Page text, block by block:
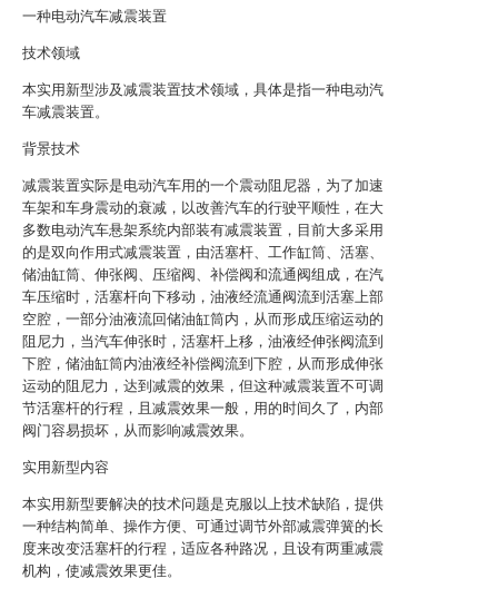
一种电动汽车减震装置
技术领域
本实用新型涉及减震装置技术领域，具体是指一种电动汽
车减震装置。
背景技术
减震装置实际是电动汽车用的一个震动阻尼器，为了加速
车架和车身震动的衰减，以改善汽车的行驶平顺性，在大
多数电动汽车悬架系统内部装有减震装置，目前大多采用
的是双向作用式减震装置，由活塞杆、工作缸筒、活塞、
储油缸筒、伸张阀、压缩阀、补偿阀和流通阀组成，在汽
车压缩时，活塞杆向下移动，油液经流通阀流到活塞上部
空腔，一部分油液流回储油缸筒内，从而形成压缩运动的
阻尼力，当汽车伸张时，活塞杆上移，油液经伸张阀流到
下腔，储油缸筒内油液经补偿阀流到下腔，从而形成伸张
运动的阻尼力，达到减震的效果，但这种减震装置不可调
节活塞杆的行程，且减震效果一般，用的时间久了，内部
阀门容易损坏，从而影响减震效果。
实用新型内容
本实用新型要解决的技术问题是克服以上技术缺陷，提供
一种结构简单、操作方便、可通过调节外部减震弹簧的长
度来改变活塞杆的行程，适应各种路况，且设有两重减震
机构，使减震效果更佳。